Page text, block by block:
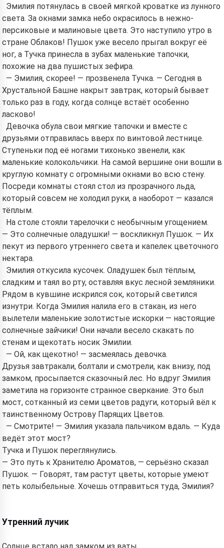
Эмилия потянулась в своей мягкой кроватке из лунного
света. За окнами замка небо окрасилось в нежно-
персиковые и малиновые цвета. Это наступило утро в
стране Облаков! Пушок уже весело прыгал вокруг её
ног, а Тучка принесла в зубах маленькие тапочки,
похожие на два пушистых зефира.
— Эмилия, скорее! — прозвенела Тучка. — Сегодня в
Хрустальной Башне накрыт завтрак, который бывает
только раз в году, когда солнце встаёт особенно
ласково!
Девочка обула свои мягкие тапочки и вместе с
друзьями отправилась вверх по винтовой лестнице.
Ступеньки под её ногами тихонько звенели, как
маленькие колокольчики. На самой вершине они вошли в
круглую комнату с огромными окнами во всю стену.
Посреди комнаты стоял стол из прозрачного льда,
который совсем не холодил руки, а наоборот — казался
тёплым.
На столе стояли тарелочки с необычным угощением.
— Это солнечные оладушки! — воскликнул Пушок. — Их
пекут из первого утреннего света и капелек цветочного
нектара.
Эмилия откусила кусочек. Оладушек был тёплым,
сладким и таял во рту, оставляя вкус лесной земляники.
Рядом в кувшине искрился сок, который светился
изнутри. Когда Эмилия налила его в стакан, из него
вылетели маленькие золотистые искорки — настоящие
солнечные зайчики! Они начали весело скакать по
стенам и щекотать носик Эмилии.
— Ой, как щекотно! — засмеялась девочка.
Друзья завтракали, болтали и смотрели, как внизу, под
замком, просыпается сказочный лес. Но вдруг Эмилия
заметила на горизонте странное сверкание. Это был
мост, сотканный из семи цветов радуги, который вёл к
таинственному Острову Парящих Цветов.
— Смотрите! — Эмилия указала пальчиком вдаль. — Куда
ведёт этот мост?
Тучка и Пушок переглянулись.
— Это путь к Хранителю Ароматов, — серьёзно сказал
Пушок. — Говорят, там растут цветы, которые умеют
петь колыбельные. Хочешь отправиться туда, Эмилия?
Утренний лучик